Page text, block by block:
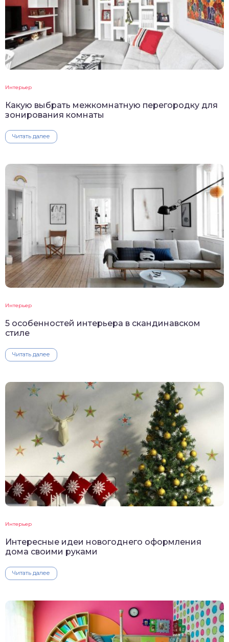
Интерьер
Какую выбрать межкомнатную перегородку для
зонирования комнаты
Читать далее
Интерьер
5 особенностей интерьера в скандинавском
стиле
Читать далее
Интерьер
Интересные идеи новогоднего оформления
дома своими руками
Читать далее